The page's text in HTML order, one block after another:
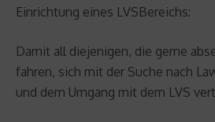
Einrichtung eines LVSBereichs:
Damit all diejenigen, die gerne
fahren, sich mit der Suche nach
und dem Umgang mit dem LVS